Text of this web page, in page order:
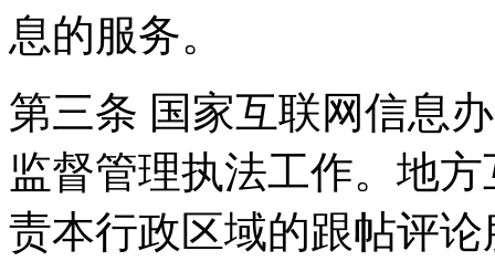
息的服务。
第三条 国家互联网信息
监督管理执法工作。地
责本行政区域的跟帖评